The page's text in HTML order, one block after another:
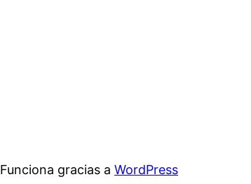
Funciona gracias a WordPress